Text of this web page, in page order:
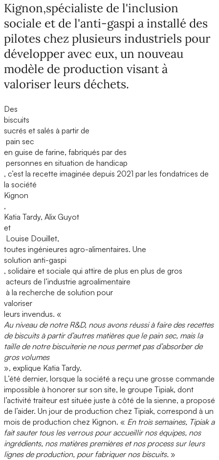
Kignon,spécialiste de l'inclusion
sociale et de l'anti-gaspi a installé des
pilotes chez plusieurs industriels pour
développer avec eux, un nouveau
modèle de production visant à
valoriser leurs déchets.
Des
biscuits
sucrés et salés à partir de
pain sec
en guise de farine, fabriqués par des
personnes en situation de handicap
, c’est la recette imaginée depuis 2021 par les fondatrices de
la société
Kignon
,
Katia Tardy, Alix Guyot
et
Louise Douillet,
toutes ingénieures agro-alimentaires. Une
solution anti-gaspi
, solidaire et sociale qui attire de plus en plus de gros
acteurs de l’industrie agroalimentaire
à la recherche de solution pour
valoriser
leurs invendus. «
Au niveau de notre R&D, nous avons réussi à faire des recettes
de biscuits à partir d’autres matières que le pain sec, mais la
taille de notre biscuiterie ne nous permet pas d’absorber de
gros volumes
», explique Katia Tardy.
L’été dernier, lorsque la société a reçu une grosse commande
impossible à honorer sur son site, le groupe Tipiak, dont
l’activité traiteur est située juste à côté de la sienne, a proposé
de l’aider. Un jour de production chez Tipiak, correspond à un
mois de production chez Kignon. « En trois semaines, Tipiak a
fait sauter tous les verrous pour accueillir nos équipes, nos
ingrédients, nos matières premières et nos process sur leurs
lignes de production, pour fabriquer nos biscuits. »